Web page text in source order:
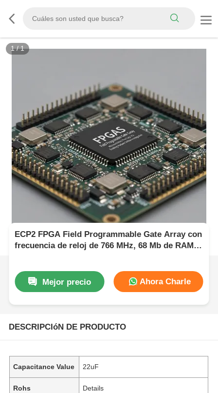
1/1
ECP2 FPGA Field Programmable Gate Array con
frecuencia de reloj de 766 MHz, 68 Mb de RAM
Mejor precio Ahora Charle
DESCRIPCIóN DE PRODUCTO
Capacitance Value 22uF
Rohs Details